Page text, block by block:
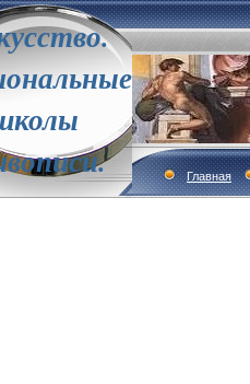
Главная